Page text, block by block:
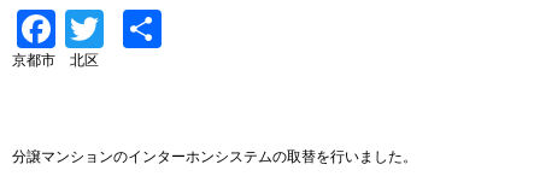
Facebook
Twitter
京都市 北区
分譲マンションのインターホンシステムの取替を行いました。